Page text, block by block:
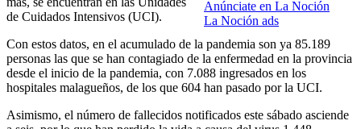
Anúnciate en La Noción
La Noción ads
de Cuidados Intensivos (UCI).
Con estos datos, en el acumulado de la pandemia son ya 85.189
personas las que se han contagiado de la enfermedad en la provincia
desde el inicio de la pandemia, con 7.088 ingresados en los
hospitales malagueños, de los que 604 han pasado por la UCI.
Asimismo, el número de fallecidos notificados este sábado asciende